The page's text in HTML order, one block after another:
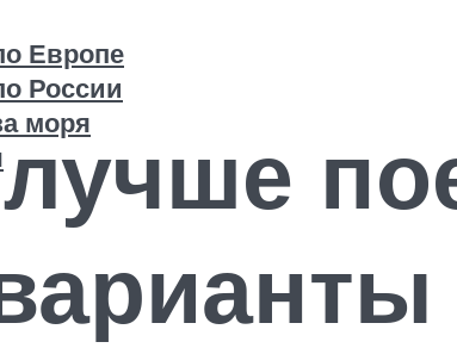
Европе
России
моря